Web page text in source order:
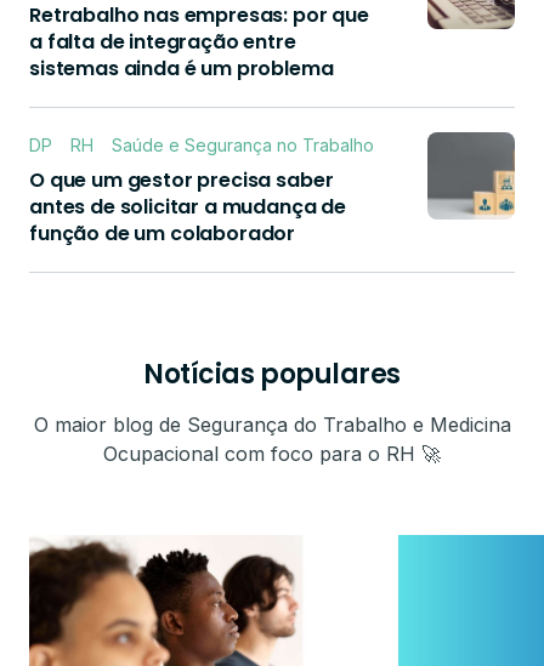
Retrabalho nas empresas: por que
a falta de integração entre
sistemas ainda é um problema
DP RH Saúde e Segurança no Trabalho
O que um gestor precisa saber
antes de solicitar a mudança de
função de um colaborador
Notícias populares
O maior blog de Segurança do Trabalho e Medicina
Ocupacional com foco para o RH 🚀